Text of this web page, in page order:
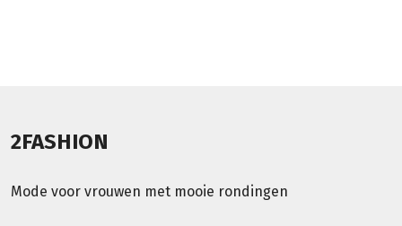
2FASHION
Mode voor vrouwen met mooie rondingen